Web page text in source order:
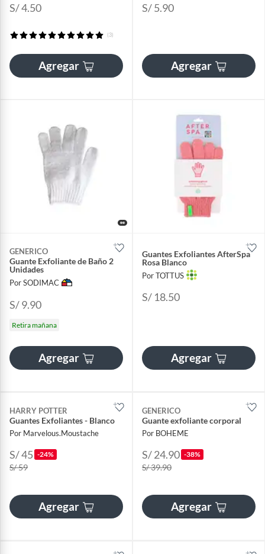
S/ 4.50
(3)
Agregar
S/ 5.90
Agregar
GENERICO
Guante Exfoliante de Baño 2
Unidades
Por SODIMAC
S/ 9.90
Retira mañana
Agregar
Guantes Exfoliantes AfterSpa
Rosa Blanco
Por TOTTUS
S/ 18.50
Agregar
HARRY POTTER
Guantes Exfoliantes - Blanco
Por Marvelous.Moustache
S/ 45 -24%
S/ 59
Agregar
GENERICO
Guante exfoliante corporal
Por BOHEME
S/ 24.90 -38%
S/ 39.90
Agregar